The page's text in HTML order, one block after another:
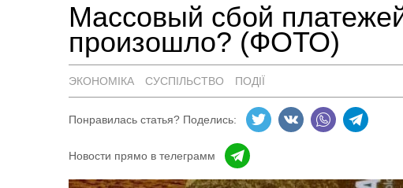
Массовый сбой
произошло? (ФОТО)
ЭКОНОМІКА СУСПІЛЬСТВО ПОДІЇ
Понравилась статья? Поделись:
Новости прямо в телеграмм